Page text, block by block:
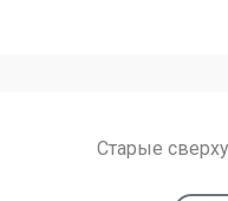
Старые